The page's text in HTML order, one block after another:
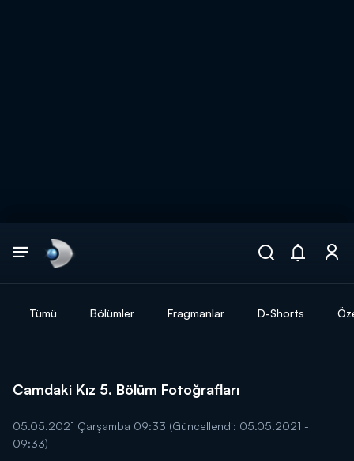
Tümü Bölümler Fragmanlar D-Shorts
Camdaki Kız 5. Bölüm Fotoğrafları
05.05.2021 Çarşamba 09:33 (Güncellendi: 05.05.2021 -
09:33)